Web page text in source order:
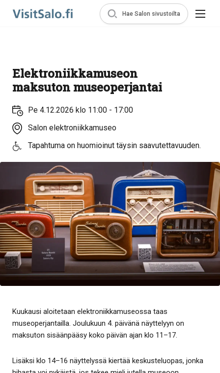
Hae Salon sivustoilta
Elektroniikkamuseon
maksuton museoperjantai
Pe 4.12.2026 klo 11:00 - 17:00
Salon elektroniikkamuseo
Tapahtuma on huomioinut täysin saavutettavuuden.
Kuukausi aloitetaan elektroniikkamuseossa taas
museoperjantailla. Joulukuun 4. päivänä näyttelyyn on
maksuton sisäänpääsy koko päivän ajan klo 11–17.
Lisäksi klo 14–16 näyttelyssä kiertää keskusteluopas, jonka